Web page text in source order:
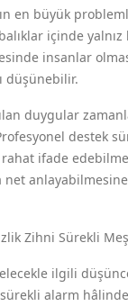
en büyük
içinde
insanlar
düşünebilir.
duygular
destek
ifade
anlayabilmesine
Zihni Sürekli
ilgili
alarm